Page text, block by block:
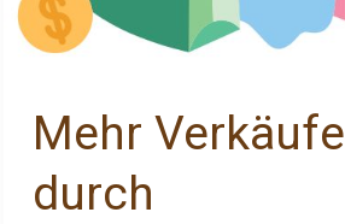
Mehr Verkäufe
durch